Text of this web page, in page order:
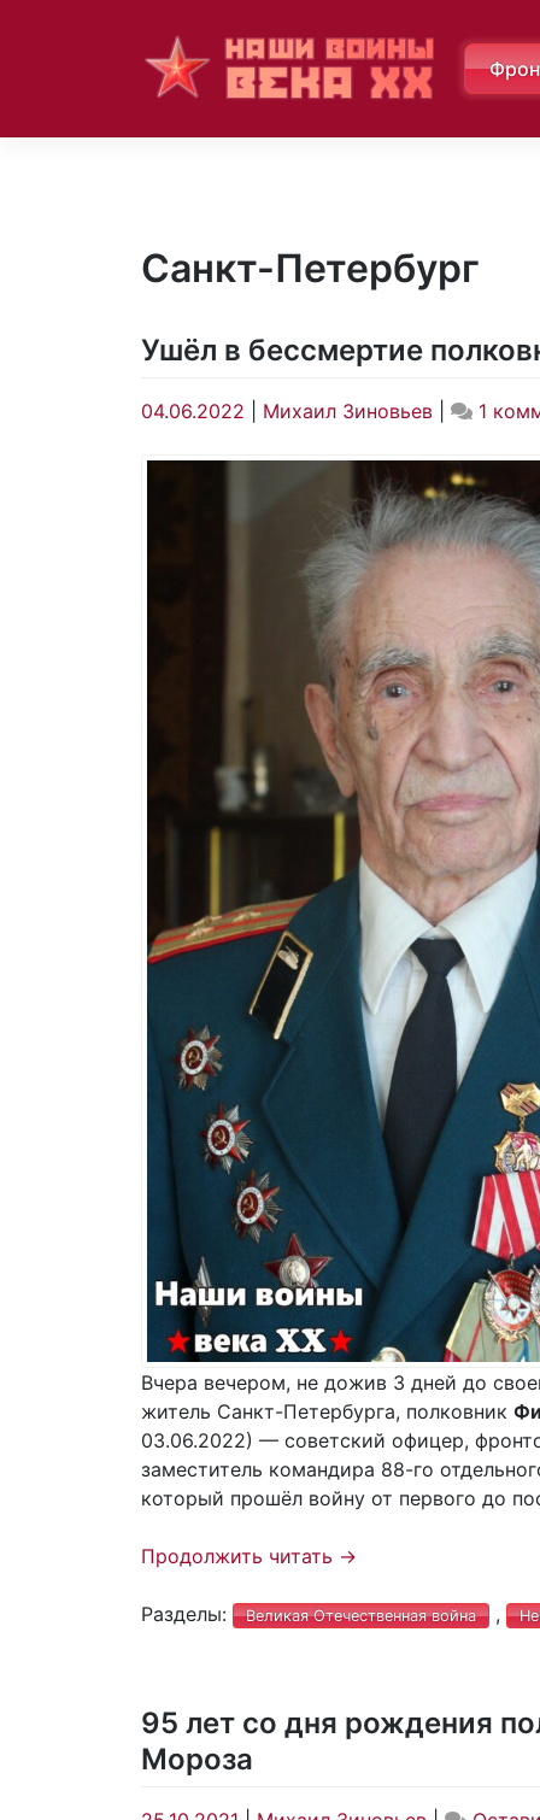
Санкт-Петербург
Ушёл в бессмертие
04.06.2022 Михаил Зиновьев 1
Вчера вечером, не дожив 3 дней до
житель Санкт-Петербурга, полковник
03.06.2022) — советский офицер,
заместитель командира 88-го
который прошёл войну от первого до
Продолжить читать →
Разделы: Великая Отечественная война ,
95 лет со дня рождения
Мороза